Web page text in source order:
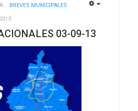
BREVES MUNICIPALES
03-09-13